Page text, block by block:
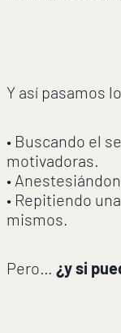
Y así pasamos
• Buscando el
motivadoras.
•
• Repitiendo
mismos.
Pero… ¿y si